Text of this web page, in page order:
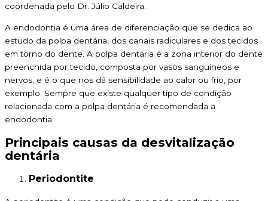
coordenada pelo Dr. Júlio Caldeira.
A endodontia é uma área de diferenciação que se dedica ao
estudo da polpa dentária, dos canais radiculares e dos tecidos
em torno do dente. A polpa dentária é a zona interior do dente
preenchida por tecido, composta por vasos sanguíneos e
nervos, e é o que nos dá sensibilidade ao calor ou frio, por
exemplo. Sempre que existe qualquer tipo de condição
relacionada com a polpa dentária é recomendada a
endodontia.
Principais causas da desvitalização
dentária
Periodontite